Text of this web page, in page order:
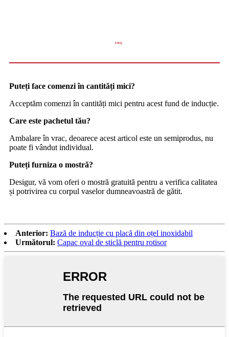
F&Q
Puteți face comenzi în cantități mici?
Acceptăm comenzi în cantități mici pentru acest fund de inducție.
Care este pachetul tău?
Ambalare în vrac, deoarece acest articol este un semiprodus, nu
poate fi vândut individual.
Puteți furniza o mostră?
Desigur, vă vom oferi o mostră gratuită pentru a verifica calitatea
și potrivirea cu corpul vaselor dumneavoastră de gătit.
Anterior: Bază de inducție cu placă din oțel inoxidabil
Următorul: Capac oval de sticlă pentru rotisor